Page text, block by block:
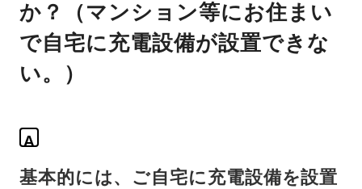
か？（マンション等にお住まい
で自宅に充電設備が設置できな
い。）
A
基本的には、ご自宅に充電設備を設置